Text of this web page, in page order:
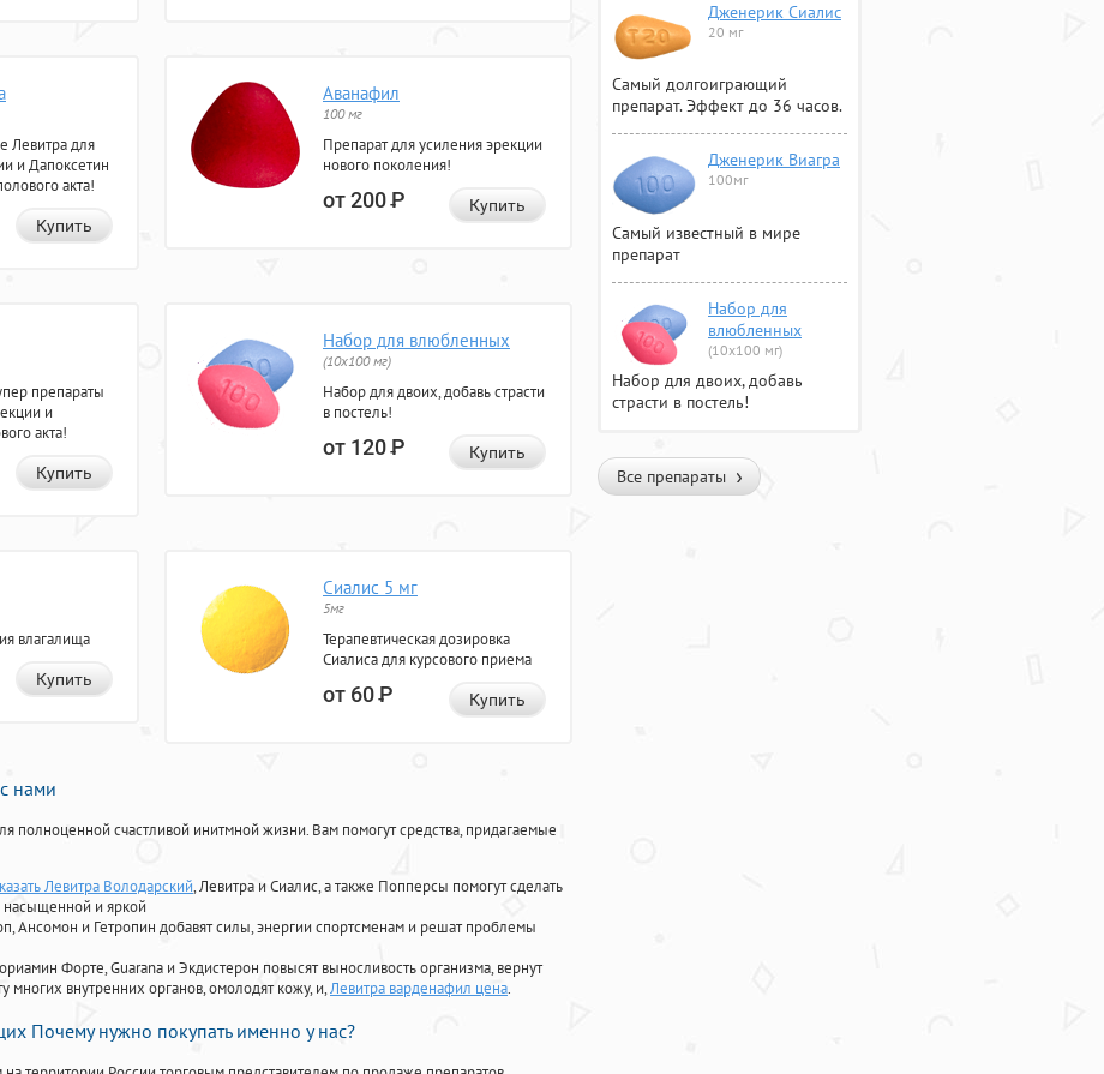
Левитра для
и Дапоксетин
акта!
Купить
Аванафил
100 мг
Препарат для усиления эрекции
нового поколения!
от 200Р Купить
препараты
и
акта!
Купить
Набор для влюбленных
(10х100 мг)
Набор для двоих, добавь страсти
в постель!
от 120Р Купить
влагалища
Купить
Сиалис 5 мг
5мг
Терапевтическая дозировка
Сиалиса для курсового приема
от 60Р Купить
нами
полноценной счастливой инитмной жизни. Вам помогут средства, придагаемые
Левитра Володарский, Левитра и Сиалис, а также Попперсы помогут сделать
и яркой
Ансомон и Гетропин добавят силы, энергии спортсменам и решат проблемы
Форте, Guarana и Экдистерон повысят выносливость организма, вернут
многих внутренних органов, омолодят кожу, и,Левитра варденафил цена.
Почему нужно покупать именно у нас?
Дженерик Сиалис
20 мг
Самый долгоиграющий
препарат. Эффект до 36 часов.
Дженерик Виагра
100мг
Самый известный в мире
препарат
Набор для
влюбленных
(10х100 мг)
Набор для двоих, добавь
страсти в постель!
Все препараты